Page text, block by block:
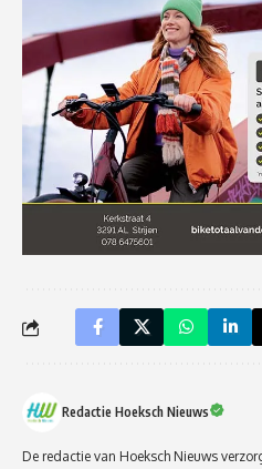
Redactie Hoeksch Nieuws
De redactie van Hoeksch Nieuws